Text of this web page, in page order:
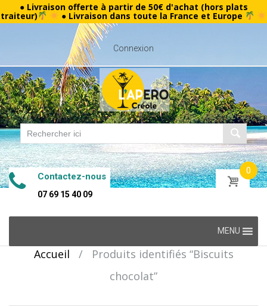
● Livraison offerte à partir de 50€ d'achat (hors plats
traiteur) ● Livraison dans toute la France et Europe
Connexion
Contactez-nous
07 69 15 40 09
0
content
MENU
Accueil /
Produits identifiés “Biscuits
chocolat”